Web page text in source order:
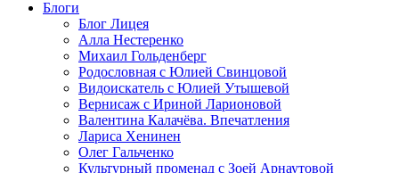
Блоги
Блог Лицея
Алла Нестеренко
Михаил Гольденберг
Родословная с Юлией Свинцовой
Видоискатель с Юлией Утышевой
Вернисаж с Ириной Ларионовой
Валентина Калачёва. Впечатления
Лариса Хенинен
Олег Гальченко
Культурный променад с Зоей Арнаутовой